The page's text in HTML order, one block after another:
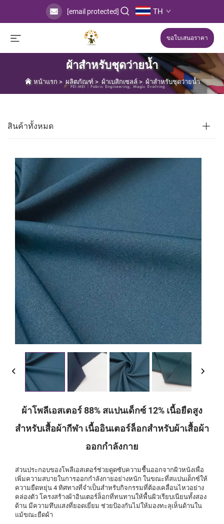
[email protected] TH
ขอใบเสนอราคา
ผ้าสำหรับชุดว่ายน้ำ
หน้าแรก > ผลิตภัณฑ์ > ผ้าเบสิกเซลล์ > ผ้าสำหรับชุดว่ายน้ำ
สินค้าทั้งหมด
ผ้าโพลีเอสเตอร์ 88% สแปนเด็กซ์ 12% เนื้อยืดสูง
สำหรับเสื้อผ้ากีฬา เนื้ออินเตอร์ล็อกสำหรับผ้าเสื้อผ้า
ออกกำลังกาย
ส่วนประกอบของโพลีเอสเตอร์ช่วยดูดซับความชื้นออกจากผิวหนังเพื่อ
เพิ่มความสบายในการออกกำลังกายอย่างหนัก ในขณะที่สแปนเด็กซ์ให้
ความยืดหยุ่น 4 ทิศทางที่จำเป็นสำหรับกิจกรรมที่ต้องเคลื่อนไหวอย่าง
คล่องตัว โครงสร้างผ้าอินเตอร์ล็อกที่ทนทานให้พื้นผิวเรียบเนียนทั้งสอง
ด้าน มีความทึบแสงที่ยอดเยี่ยม ช่วยป้องกันไม่ให้มองทะลุเห็นด้านใน
แม้ขณะยืดผ้า